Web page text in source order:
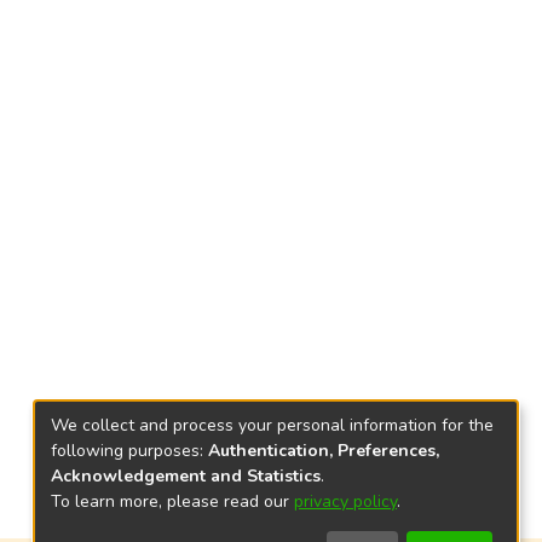
We collect and process your personal information for the
following purposes: Authentication, Preferences,
Acknowledgement and Statistics.
To learn more, please read our privacy policy.